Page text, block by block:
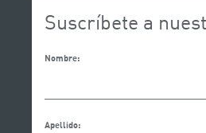
Suscríbete a
Nombre:
Apellido: